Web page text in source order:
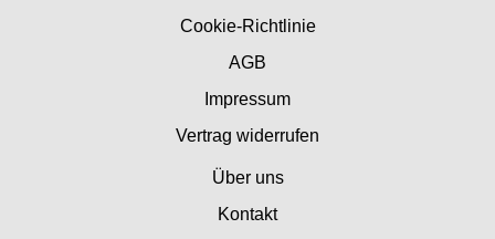
Cookie-Richtlinie
AGB
Impressum
Vertrag widerrufen
Über uns
Kontakt